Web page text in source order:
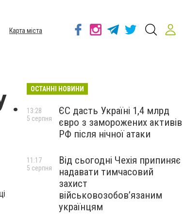
Карта міста
.
ОСТАННІ НОВИНИ
ЄС дасть Україні 1,4 млрд
євро з заморожених активів
РФ після нічної атаки
13:28
5 серпня
Від сьогодні Чехія припиняє
надавати тимчасовий
захист
військовозобов’язаним
українцям
11:17
5 серпня